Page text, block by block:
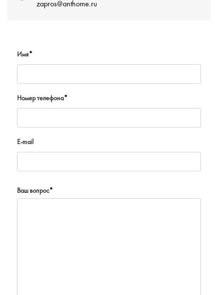
zapros@anthome.ru
Имя*
Номер телефона*
E-mail
Ваш вопрос*